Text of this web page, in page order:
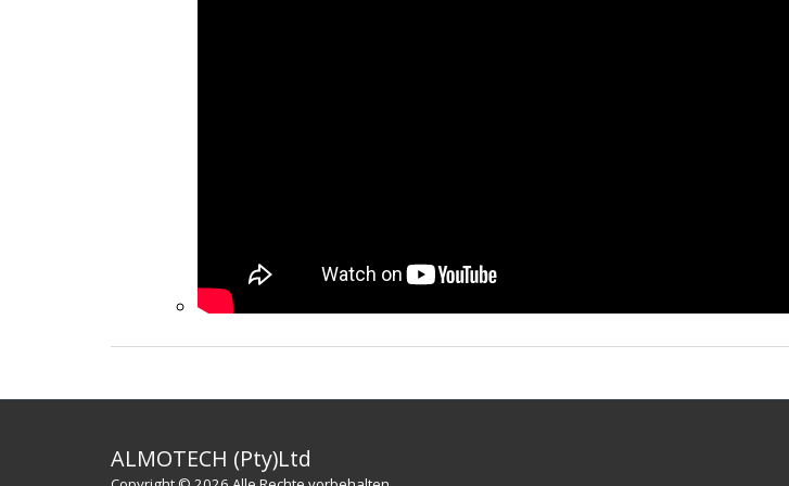
ALMOTECH (Pty)Ltd